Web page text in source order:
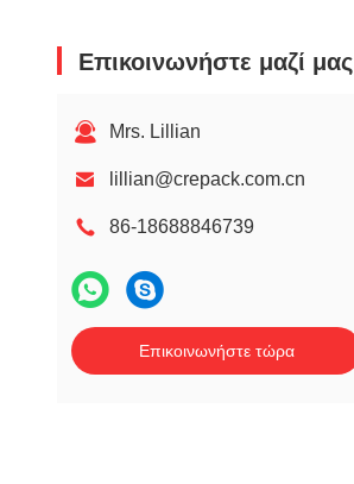
Επικοινωνήστε μαζί μας
Mrs. Lillian
lillian@crepack.com.cn
86-18688846739
Επικοινωνήστε τώρα